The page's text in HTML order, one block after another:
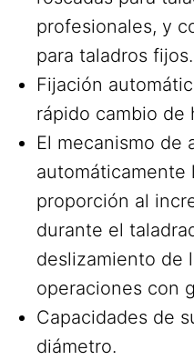
profesionales, y
para taladros fijos.
Fijación
rápido cambio de
El mecanismo de
automáticamente
proporción al
durante el
deslizamiento de
operaciones con
Capacidades de
diámetro.